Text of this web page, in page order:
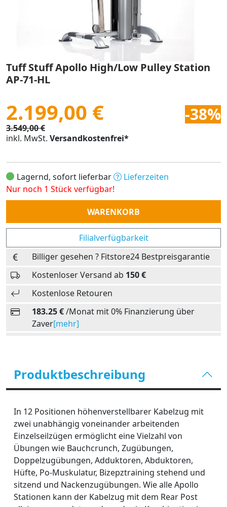
Tuff Stuff Apollo High/Low Pulley Station
AP-71-HL
2.199,00 € -38%
3.549,00 €
inkl. MwSt. Versandkostenfrei*
Lagernd, sofort lieferbar
Lieferzeiten
Nur noch 1 Stück verfügbar!
Anzahl
WARENKORB
Filialverfügbarkeit
Billiger gesehen ? Fitstore24 Bestpreisgarantie
Kostenloser Versand ab 150 €
Kostenlose Retouren
183.25 €/Monat mit 0% Finanzierung über
Zaver[mehr]
Produktbeschreibung
In 12 Positionen höhenverstellbarer Kabelzug mit
zwei unabhängig voneinander arbeitenden
Einzelseilzügen ermöglicht eine Vielzahl von
Übungen wie Bauchcrunch, Zugübungen,
Doppelzugübungen, Adduktoren, Abduktoren,
Hüfte, Po-Muskulatur, Bizepztraining stehend und
sitzend und Nackenzugübungen. Wie alle Apollo
Stationen kann der Kabelzug mit dem Rear Post